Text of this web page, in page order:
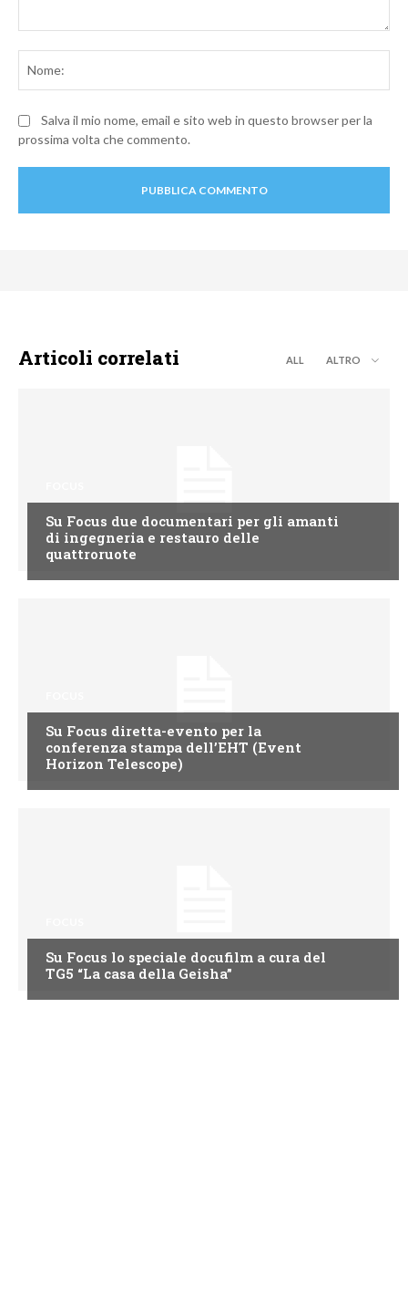
Salva il mio nome, email e sito web in questo browser per la
prossima volta che commento.
Articoli correlati ALL ALTRO
Su Focus due documentari per gli amanti
di ingegneria e restauro delle
quattroruote
Su Focus diretta-evento per la
conferenza stampa dell’EHT (Event
Horizon Telescope)
Su Focus lo speciale docufilm a cura del
TG5 “La casa della Geisha”